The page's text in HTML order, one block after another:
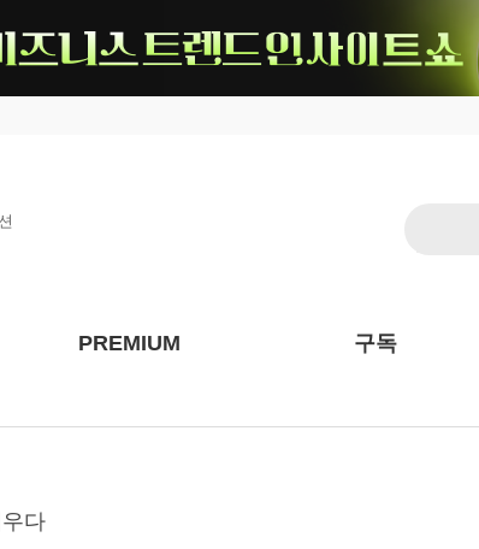
PREMIUM 구독
다